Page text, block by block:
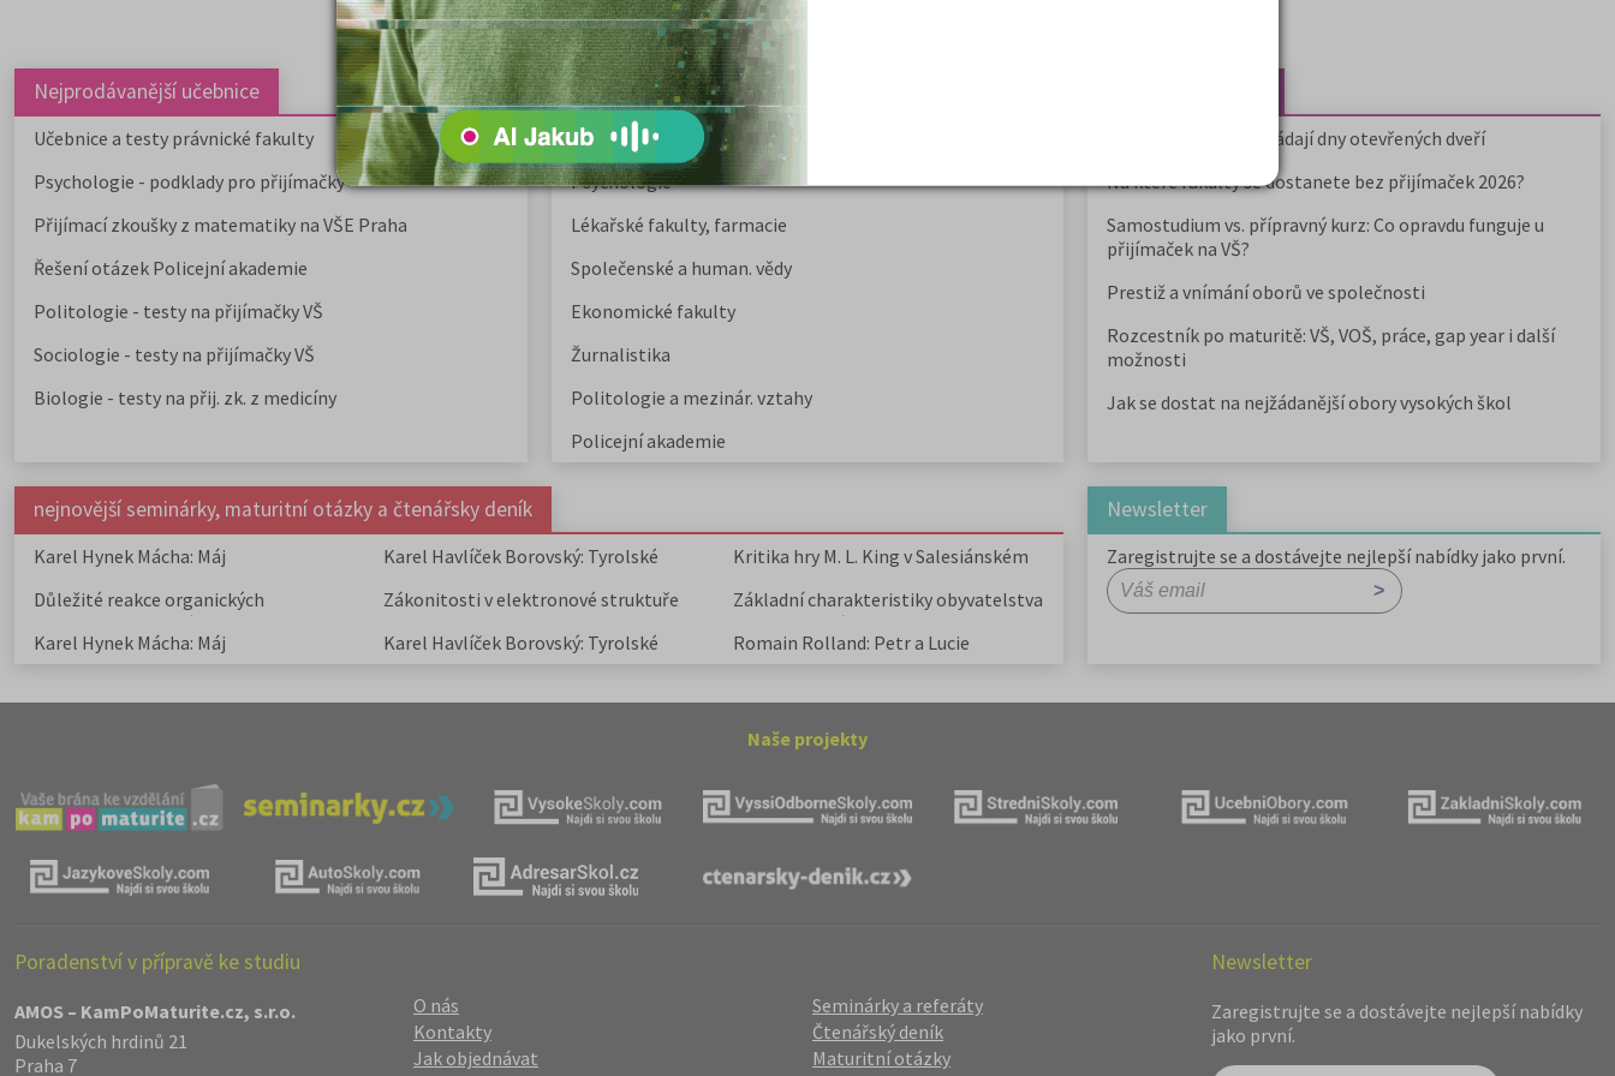
Nejprodávanější učebnice
Učebnice a testy právnické fakulty
Psychologie - podklady pro přijímačky
Přijímací zkoušky z matematiky na VŠE Praha
Řešení otázek Policejní akademie
Politologie - testy na přijímačky VŠ
Sociologie - testy na přijímačky VŠ
Biologie - testy na přij. zk. z medicíny
Nejžádanější kurzy
Právnické fakulty
Psychologie
Lékařské fakulty, farmacie
Společenské a human. vědy
Ekonomické fakulty
Žurnalistika
Politologie a mezinár. vztahy
Policejní akademie
Kdy vysoké školy pořádají dny otevřených dveří
Na které fakulty se dostanete bez přijímaček 2026?
Samostudium vs. přípravný kurz: Co opravdu funguje u
přijímaček na VŠ?
Prestiž a vnímání oborů ve společnosti
Rozcestník po maturitě: VŠ, VOŠ, práce, gap year i další
možnosti
Jak se dostat na nejžádanější obory vysokých škol
nejnovější seminárky, maturitní otázky a čtenářsky deník
Karel Hynek Mácha: Máj
Karel Havlíček Borovský: Tyrolské
Kritika hry M. L. King v Salesiánském
Důležité reakce organických
sloučenin a jejich význam
Zákonitosti v elektronové struktuře
Základní charakteristiky obyvatelstva
a geografie sídel
Karel Hynek Mácha: Máj
Karel Havlíček Borovský: Tyrolské
Romain Rolland: Petr a Lucie
Newsletter
Zaregistrujte se a dostávejte nejlepší nabídky jako první.
Naše projekty
Poradenství v přípravě ke studiu
AMOS – KamPoMaturite.cz, s.r.o.
Dukelských hrdinů 21
Praha 7
O nás
Kontakty
Jak objednávat
Seminárky a referáty
Čtenářský deník
Maturitní otázky
Newsletter
Zaregistrujte se a dostávejte nejlepší nabídky
jako první.